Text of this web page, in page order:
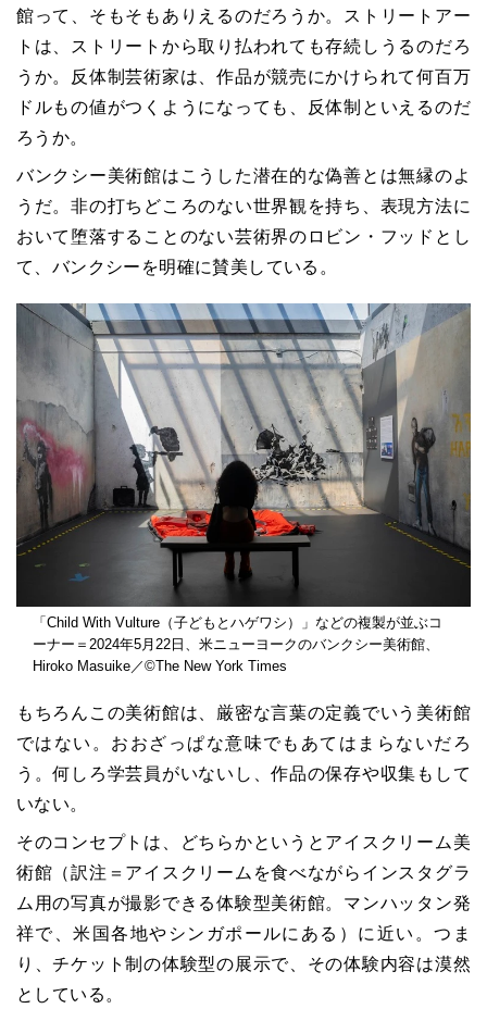
館って、そもそもありえるのだろうか。ストリートアー
トは、ストリートから取り払われても存続しうるのだろ
うか。反体制芸術家は、作品が競売にかけられて何百万
ドルもの値がつくようになっても、反体制といえるのだ
ろうか。
バンクシー美術館はこうした潜在的な偽善とは無縁のよ
うだ。非の打ちどころのない世界観を持ち、表現方法に
おいて堕落することのない芸術界のロビン・フッドとし
て、バンクシーを明確に賛美している。
「Child With Vulture（子どもとハゲワシ）」などの複製が並ぶコ
ーナー＝2024年5月22日、米ニューヨークのバンクシー美術館、
Hiroko Masuike／©The New York Times
もちろんこの美術館は、厳密な言葉の定義でいう美術館
ではない。おおざっぱな意味でもあてはまらないだろ
う。何しろ学芸員がいないし、作品の保存や収集もして
いない。
そのコンセプトは、どちらかというとアイスクリーム美
術館（訳注＝アイスクリームを食べながらインスタグラ
ム用の写真が撮影できる体験型美術館。マンハッタン発
祥で、米国各地やシンガポールにある）に近い。つま
り、チケット制の体験型の展示で、その体験内容は漠然
としている。